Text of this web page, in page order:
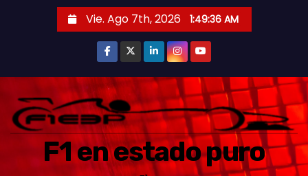
Vie. Ago 7th, 2026 1:49:38 AM
F1 en estado puro